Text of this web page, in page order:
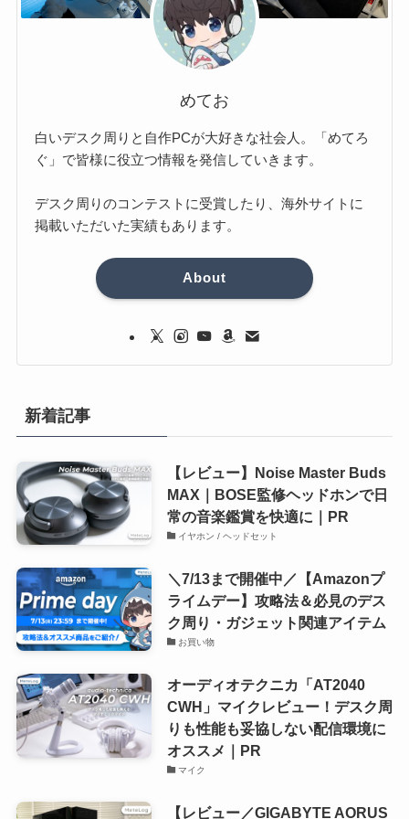
めてお
白いデスク周りと自作PCが大好きな社会人。「めてろ
ぐ」で皆様に役立つ情報を発信していきます。
デスク周りのコンテストに受賞したり、海外サイトに
掲載いただいた実績もあります。
About
新着記事
【レビュー】Noise Master Buds
MAX｜BOSE監修ヘッドホンで日
常の音楽鑑賞を快適に｜PR
イヤホン / ヘッドセット
＼7/13まで開催中／【Amazonプ
ライムデー】攻略法＆必見のデス
ク周り・ガジェット関連アイテム
お買い物
オーディオテクニカ「AT2040
CWH」マイクレビュー！デスク周
りも性能も妥協しない配信環境に
オススメ｜PR
マイク
【レビュー／GIGABYTE AORUS